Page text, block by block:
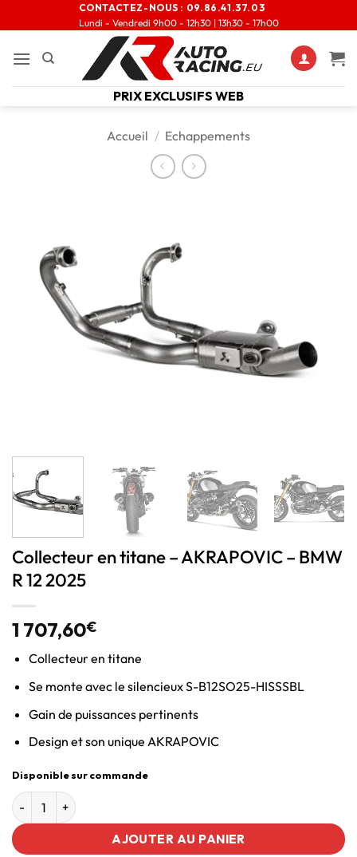
CONTACTEZ-NOUS : 09.86.41.37.03
Lundi - Vendredi 9h00 - 12h30 | 13h30 - 17h00
PRIX EXCLUSIFS WEB
Accueil / Echappements
Collecteur en titane – AKRAPOVIC – BMW
R 12 2025
1 707,60€
Collecteur en titane
Se monte avec le silencieuxS-B12SO25-HISSSBL
Gain de puissances pertinents
Design et son unique AKRAPOVIC
Disponible sur commande
AJOUTER AU PANIER